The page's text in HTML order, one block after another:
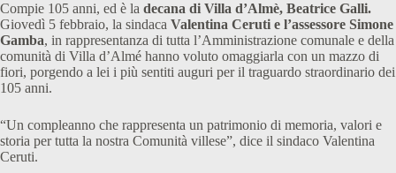
Compie 105 anni, ed è la decana di Villa d’Almè, Beatrice Galli.
Giovedì 5 febbraio, la sindaca Valentina Ceruti e l’assessore Simone
Gamba, in rappresentanza di tutta l’Amministrazione comunale e della
comunità di Villa d’Almé hanno voluto omaggiarla con un mazzo di
fiori, porgendo a lei i più sentiti auguri per il traguardo straordinario dei
105 anni.
“Un compleanno che rappresenta un patrimonio di memoria, valori e
storia per tutta la nostra Comunità villese”, dice il sindaco Valentina
Ceruti.